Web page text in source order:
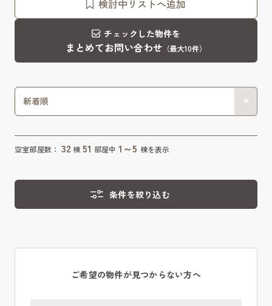
検討中リストへ追加
チェックした物件を
まとめてお問い合わせ （最大10件）
空室部屋数： 32 棟 51 部屋中 1～5 棟を表示
条件を絞り込む
ご希望の物件が見つからない方へ